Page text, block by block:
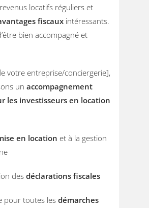
locatifs réguliers et
fiscaux intéressants.
bien accompagné et
votre entreprise/conciergerie],
un accompagnement
les investisseurs en location
en location et à la gestion
desdéclarations fiscales
pour toutes les démarches